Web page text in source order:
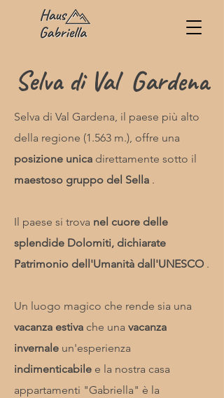
Selva di Val Gardena
Selva di Val Gardena, il paese più alto
della regione (1.563 m.), offre una
posizione unica direttamente sotto il
maestoso gruppo del Sella .
Il paese si trova nel cuore delle
splendide Dolomiti, dichiarate
Patrimonio dell'Umanità dall'UNESCO.
Un luogo magico che rende sia una
vacanza estiva che una vacanza
invernale un'esperienza
indimenticabile e la nostra casa
appartamenti "Gabriella" è la